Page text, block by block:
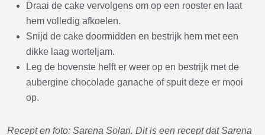
Draai de cake vervolgens om op een rooster en laat
hem volledig afkoelen.
Snijd de cake doormidden en bestrijk hem met een
dikke laag worteljam.
Leg de bovenste helft er weer op en bestrijk met de
aubergine chocolade ganache of spuit deze er mooi
op.
Recept en foto: Sarena Solari. Dit is een recept dat Sarena